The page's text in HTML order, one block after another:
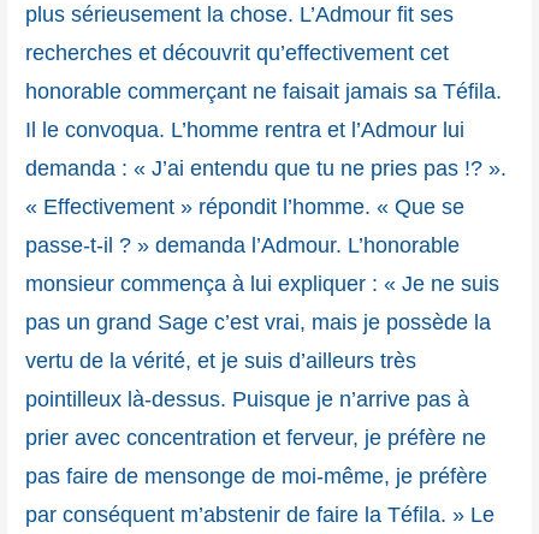
plus sérieusement la chose. L’Admour fit ses
recherches et découvrit qu’effectivement cet
honorable commerçant ne faisait jamais sa Téfila.
Il le convoqua. L’homme rentra et l’Admour lui
demanda : « J’ai entendu que tu ne pries pas !? ».
« Effectivement » répondit l’homme. « Que se
passe-t-il ? » demanda l’Admour. L’honorable
monsieur commença à lui expliquer : « Je ne suis
pas un grand Sage c’est vrai, mais je possède la
vertu de la vérité, et je suis d’ailleurs très
pointilleux là-dessus. Puisque je n’arrive pas à
prier avec concentration et ferveur, je préfère ne
pas faire de mensonge de moi-même, je préfère
par conséquent m’abstenir de faire la Téfila. » Le